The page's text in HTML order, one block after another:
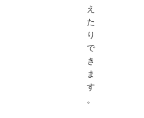
え
た
り
で
き
ま
す
。